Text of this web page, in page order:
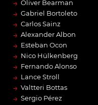
→ Oliver Bearman
→ Gabriel Bortoleto
→ Carlos Sainz
→ Alexander Albon
→ Esteban Ocon
→ Nico Hülkenberg
→ Fernando Alonso
→ Lance Stroll
→ Valtteri Bottas
→ Sergio Pérez